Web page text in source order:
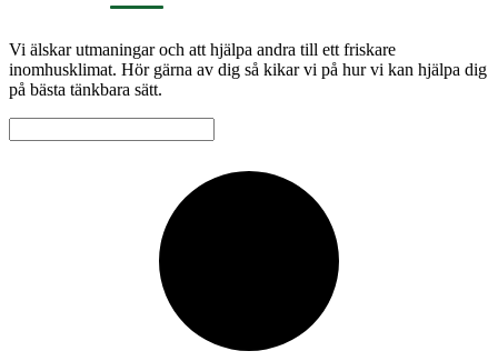
Vi älskar utmaningar och att hjälpa andra till ett friskare
inomhusklimat. Hör gärna av dig så kikar vi på hur vi kan hjälpa dig
på bästa tänkbara sätt.